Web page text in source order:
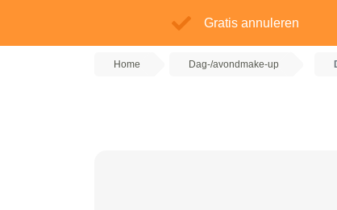
Gratis annuleren
Home Dag-/avondmake-up